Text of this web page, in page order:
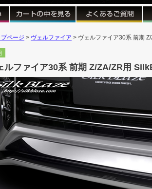
ページ ヴェルファイア ヴェルファイア30系 前期
ルファイア30系 前期 Z/ZA/ZR用